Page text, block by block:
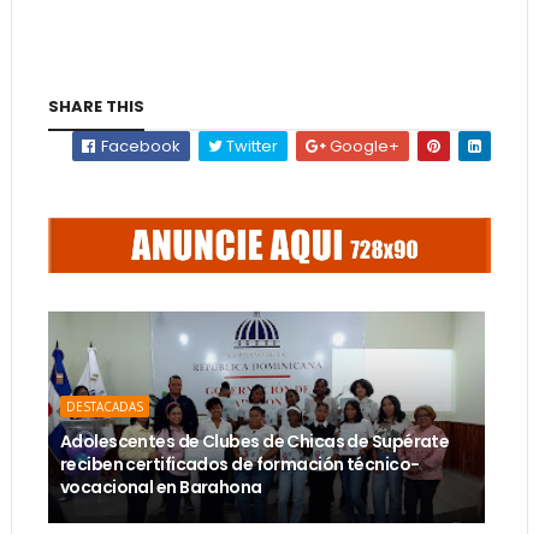
SHARE THIS
Facebook
Twitter Google+
DESTACADAS
Adolescentes de Clubes de Chicas de Supérate
reciben certificados de formación técnico-
vocacional en Barahona